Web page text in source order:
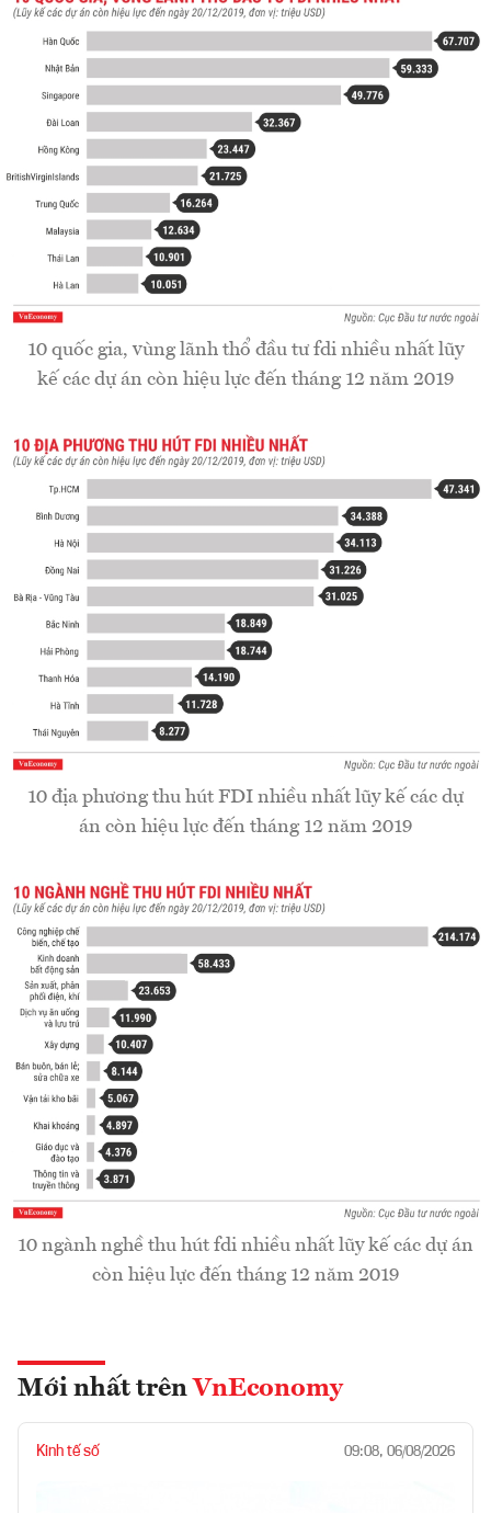
10 quốc gia, vùng lãnh thổ đầu tư fdi nhiều nhất lũy
kế các dự án còn hiệu lực đến tháng 12 năm 2019
10 địa phương thu hút FDI nhiều nhất lũy kế các dự
án còn hiệu lực đến tháng 12 năm 2019
10 ngành nghề thu hút fdi nhiều nhất lũy kế các dự án
còn hiệu lực đến tháng 12 năm 2019
Mới nhất trên VnEconomy
Kinh tế số 09:08, 06/08/2026